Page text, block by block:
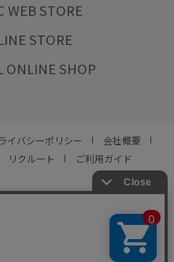
WEB STORE
STORE
ONLINE SHOP
イバシーポリシー
会社概要
リクルート ご利用ガイド
RESERVED.